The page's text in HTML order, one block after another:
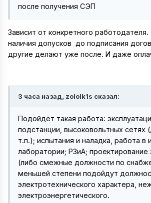
после получения СЭП
Зависит от конкретного
наличия допусков до подписания
другие делают уже после. И даже
3 часа назад, zololk1s сказал:
Подойдёт такая работа:
подстанции, высоковольтных сетях
т.п.); испытания и наладка, работа в
лаборатории; РЗиА; проектирование
(либо смежные должности по
меньшей степени подойдут
электротехнического характера,
электроэнергетического.